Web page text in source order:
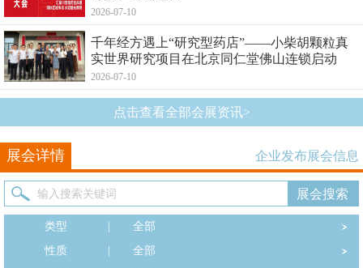
2026-07-10
千年经方遇上“研究型药店”——小柴胡颗粒真
实世界研究项目在北京同仁堂佛山连锁启动
2026-07-10
点击查看全部会展资讯>
展会详情 企业发布展会信息
类型
全部
性质
全部